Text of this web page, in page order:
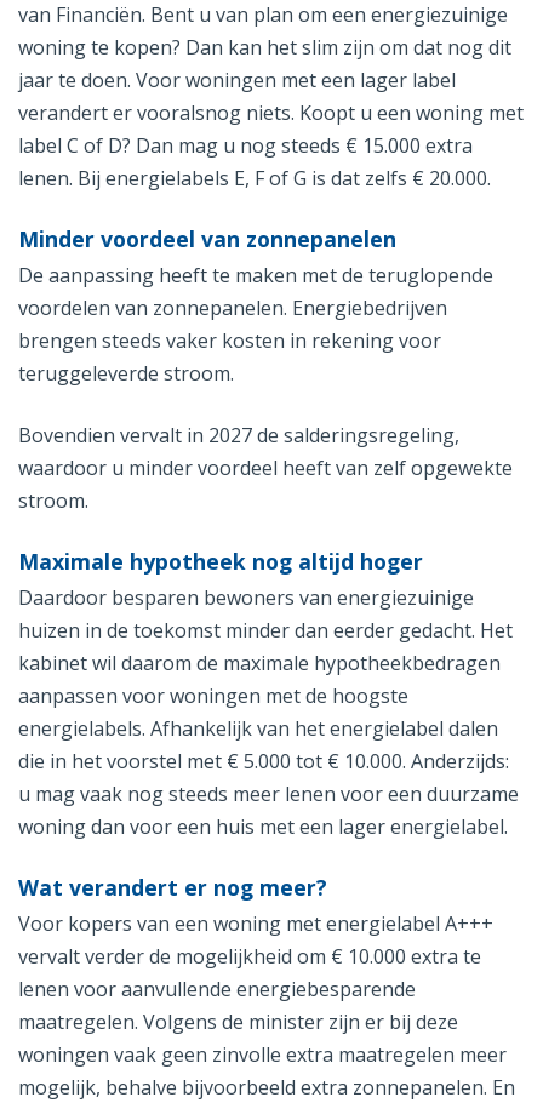
van Financiën. Bent u van plan om een energiezuinige
woning te kopen? Dan kan het slim zijn om dat nog dit
jaar te doen. Voor woningen met een lager label
verandert er vooralsnog niets. Koopt u een woning met
label C of D? Dan mag u nog steeds € 15.000 extra
lenen. Bij energielabels E, F of G is dat zelfs € 20.000.
Minder voordeel van zonnepanelen
De aanpassing heeft te maken met de teruglopende
voordelen van zonnepanelen. Energiebedrijven
brengen steeds vaker kosten in rekening voor
teruggeleverde stroom.
Bovendien vervalt in 2027 de salderingsregeling,
waardoor u minder voordeel heeft van zelf opgewekte
stroom.
Maximale hypotheek nog altijd hoger
Daardoor besparen bewoners van energiezuinige
huizen in de toekomst minder dan eerder gedacht. Het
kabinet wil daarom de maximale hypotheekbedragen
aanpassen voor woningen met de hoogste
energielabels. Afhankelijk van het energielabel dalen
die in het voorstel met € 5.000 tot € 10.000. Anderzijds:
u mag vaak nog steeds meer lenen voor een duurzame
woning dan voor een huis met een lager energielabel.
Wat verandert er nog meer?
Voor kopers van een woning met energielabel A+++
vervalt verder de mogelijkheid om € 10.000 extra te
lenen voor aanvullende energiebesparende
maatregelen. Volgens de minister zijn er bij deze
woningen vaak geen zinvolle extra maatregelen meer
mogelijk, behalve bijvoorbeeld extra zonnepanelen. En